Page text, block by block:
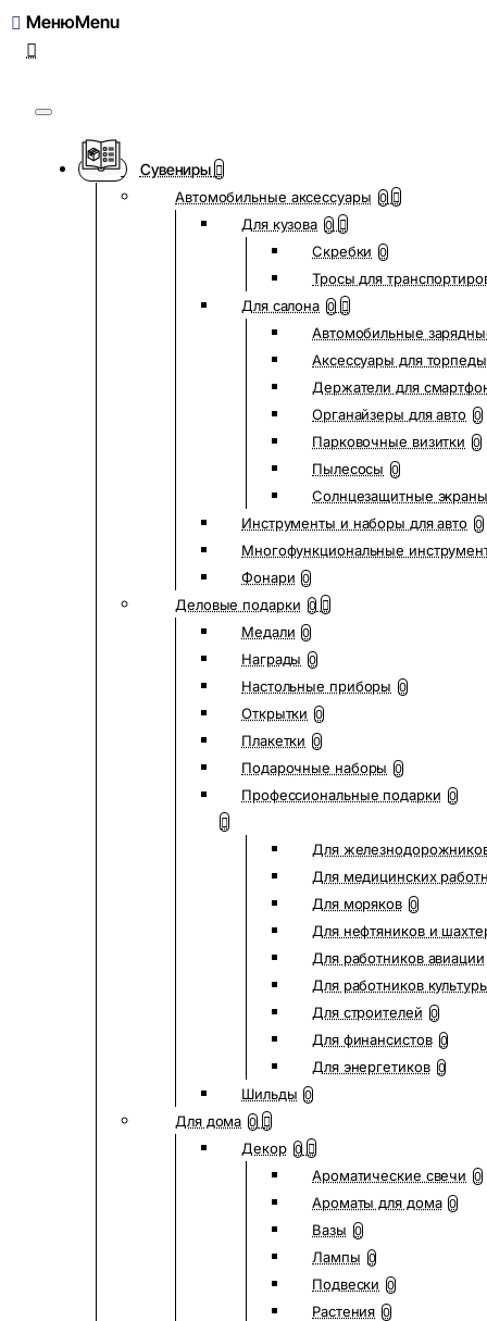
Меню
Сувениры
Автомобильные аксессуары 0
Для кузова 0
Скребки 0
Тросы для
Для салона 0
Автомобильные
Аксессуары для
Держатели для
Органайзеры для авто 0
Парковочные визитки 0
Пылесосы 0
Солнцезащитные экраны
Инструменты и наборы для авто 0
Многофункциональные
Фонари 0
Деловые подарки 0
Медали 0
Награды 0
Настольные приборы 0
Открытки 0
Плакетки 0
Подарочные наборы 0
Профессиональные подарки 0
Для
Для медицинских
Для моряков 0
Для нефтяников и
Для работников авиации
Для работников
Для строителей 0
Для финансистов 0
Для энергетиков 0
Шильды 0
Для дома 0
Декор 0
Ароматические свечи 0
Ароматы для дома 0
Вазы 0
Лампы 0
Подвески 0
Растения 0